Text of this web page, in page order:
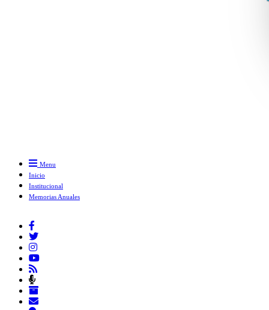
Menu
Inicio
Institucional
Memorias Anuales